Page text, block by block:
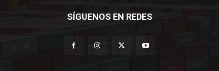
SÍGUENOS EN REDES